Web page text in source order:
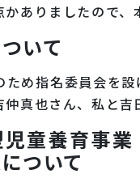
ありましたので、
いて
ため指名委員会を
真也さん、私と吉
児童養育事
ついて